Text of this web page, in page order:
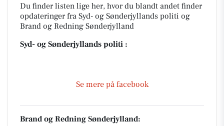
Du finder listen lige her, hvor du blandt andet finder
opdateringer fra Syd- og Sønderjyllands politi og
Brand og Redning Sønderjylland
Syd- og Sønderjyllands politi :
Se mere på facebook
Brand og Redning Sønderjylland: